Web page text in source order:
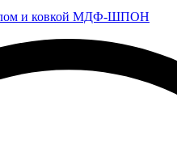
и ковкой МДФ-ШПОН